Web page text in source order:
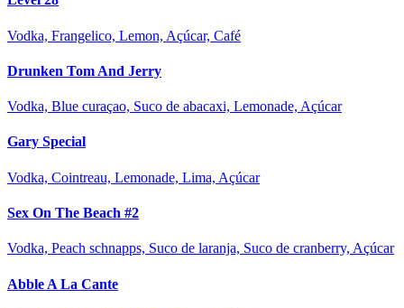
Vodka, Frangelico, Lemon, Açúcar, Café
Drunken Tom And Jerry
Vodka, Blue curaçao, Suco de abacaxi, Lemonade, Açúcar
Gary Special
Vodka, Cointreau, Lemonade, Lima, Açúcar
Sex On The Beach #2
Vodka, Peach schnapps, Suco de laranja, Suco de cranberry, Açúcar
Abble A La Cante